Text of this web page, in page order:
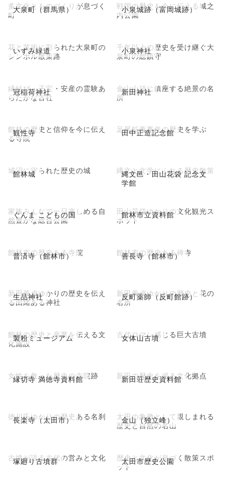
大泉町（群馬県）
多文化とものづくりが息づく
町
小泉城跡（富岡城跡）
戦国の歴史を今に伝える城之
内公園
いずみ緑道
花と芸術に彩られた大泉町の
シンボル散策路
小泉神社
千年以上の歴史を受け継ぐ大
泉町の総鎮守
冠稲荷神社
縁結び・子宝・安産の霊験あ
らたかな古社
新田神社
金山山頂に鎮座する絶景の名
所
観性寺
館林の歴史と信仰を今に伝え
る寺院
田中正造記念館
足尾鉱毒事件の歴史を学ぶ
館林城
城沼に守られた歴史の城
縄文邑・田山花袋 記念文
学館
縄文と文学にふれる歴史散策
ぐんま こどもの国
家族みんなで一日楽しめる自
然豊かな総合公園
館林市立資料館
田山花袋ゆかりの文化観光ス
ポット
普済寺（館林市）
館林市の歴史ある寺院 善長寺（館林市）
館林市の歴史ある禅寺
生品神社
新田義貞ゆかりの歴史を伝え
る由緒ある神社
反町薬師（反町館跡）
新田義貞ゆかりの歴史と花の
名所
製粉ミュージアム
館林の歴史と産業を伝える文
化施設
女体山古墳
古代ロマン感じる巨大古墳
縁切寺 満徳寺資料館
女性を救った歴史の寺院跡 新田荘歴史資料館
新田の歴史を巡る文化拠点
長楽寺（太田市）
徳川氏ゆかりの歴史ある名刹 金山（独立峰）
太田の象徴として親しまれる
歴史と自然の名山
塚廻り古墳群
古墳が語る古代の営みと文化 太田市歴史公園
歴史と文化が息づく散策スポ
ット